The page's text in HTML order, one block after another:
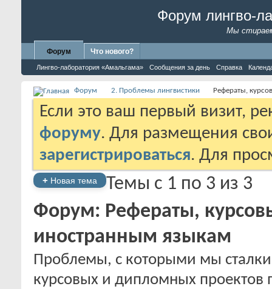
Форум лингво-
Мы
Форум
Лингво-лаборатория «Амальгама» Сообщения за день Справка
Что нового?
Форум 2. Проблемы лингвистики Рефераты,
Если это ваш первый визит,
форуму. Для размещения
зарегистрироваться. Для
+ Новая тема Темы с 1 по 3 из 3
Форум: Рефераты,
иностранным языкам
Проблемы, с которыми мы
курсовых и дипломных проектов